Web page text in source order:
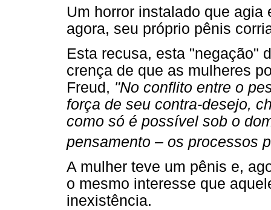
Um horror instalado que
agora, seu próprio pênis
Esta recusa, esta "negação"
crença de que as mulheres
Freud, "No conflito entre o
força de seu contra-desejo,
como só é possível sob o
pensamento – os processos
A mulher teve um pênis e,
o mesmo interesse que
inexistência.